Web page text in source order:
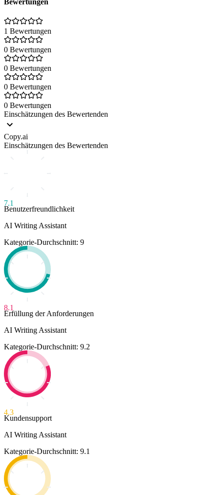
Bewertungen
1 Bewertungen
0 Bewertungen
0 Bewertungen
0 Bewertungen
0 Bewertungen
Einschätzungen des Bewertenden
Copy.ai
Einschätzungen des Bewertenden
7.1
Benutzerfreundlichkeit
AI Writing Assistant
Kategorie-Durchschnitt: 9
8.1
Erfüllung der Anforderungen
AI Writing Assistant
Kategorie-Durchschnitt: 9.2
4.3
Kundensupport
AI Writing Assistant
Kategorie-Durchschnitt: 9.1